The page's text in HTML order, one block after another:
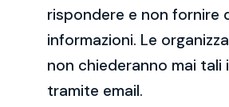
rispondere e non fornire
informazioni. Le
non chiederanno mai tali
tramite email.